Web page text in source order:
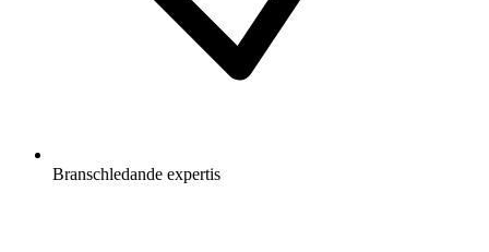
Branschledande expertis